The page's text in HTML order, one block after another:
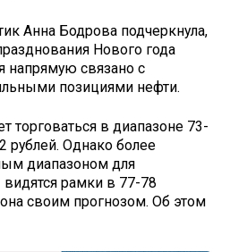
Анна Бодрова подчеркнула,
Нового года
напрямую связано с
позициями нефти.
торговаться в диапазоне 73-
рублей. Однако более
диапазоном для
рамки в 77-78
своим прогнозом. Об этом